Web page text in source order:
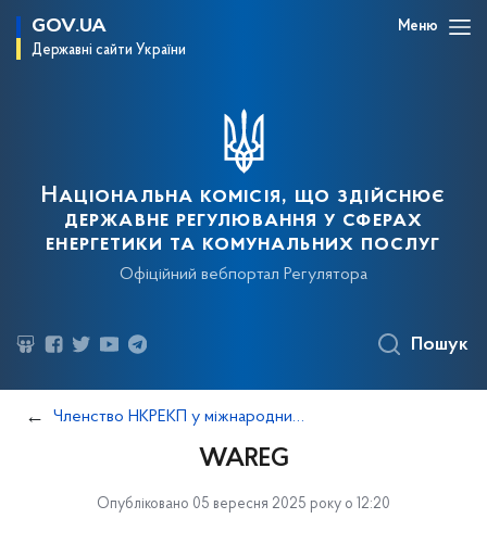
GOV.UA
Державні сайти України
Меню
Національна комісія, що здійснює
державне регулювання у сферах
енергетики та комунальних послуг
Офіційний вебпортал Регулятора
Пошук
Членство НКРЕКП у міжнародних асоціаціях/організаціях
WAREG
Опубліковано 05 вересня 2025 року о 12:20